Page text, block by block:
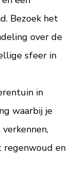
Bezoek het
over de
sfeer in
in
waarbij je
regenwoud en